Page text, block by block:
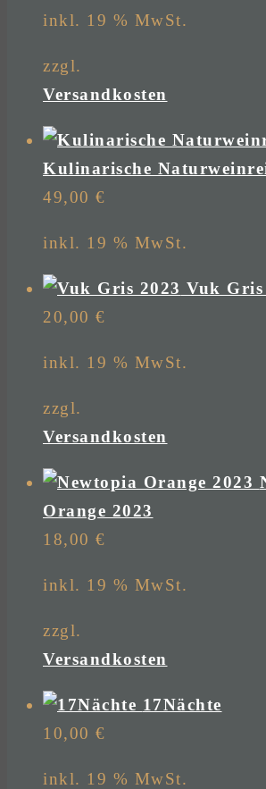
inkl. 19 % MwSt.
zzgl.
Versandkosten
Kulinarische
49,00 €
inkl. 19 % MwSt.
Vuk Gris
20,00 €
inkl. 19 % MwSt.
zzgl.
Versandkosten
Orange 2023
18,00 €
inkl. 19 % MwSt.
zzgl.
Versandkosten
17Nächte
10,00 €
inkl. 19 % MwSt.